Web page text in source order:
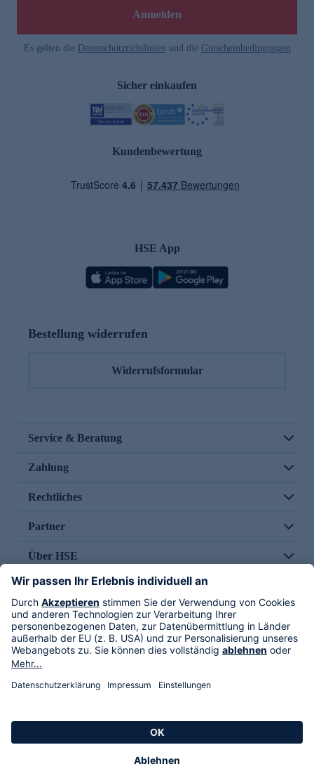
Anmelden
Es gelten die Datenschutzrichtlinien und die Gutscheinbedingungen
Sicher einkaufen
Kundenbewertung
HSE App
Bestellung widerrufen
Widerrufsformular
Service & Beratung
Zahlung
Rechtliches
Partner
Über HSE
Im TV
HSE International